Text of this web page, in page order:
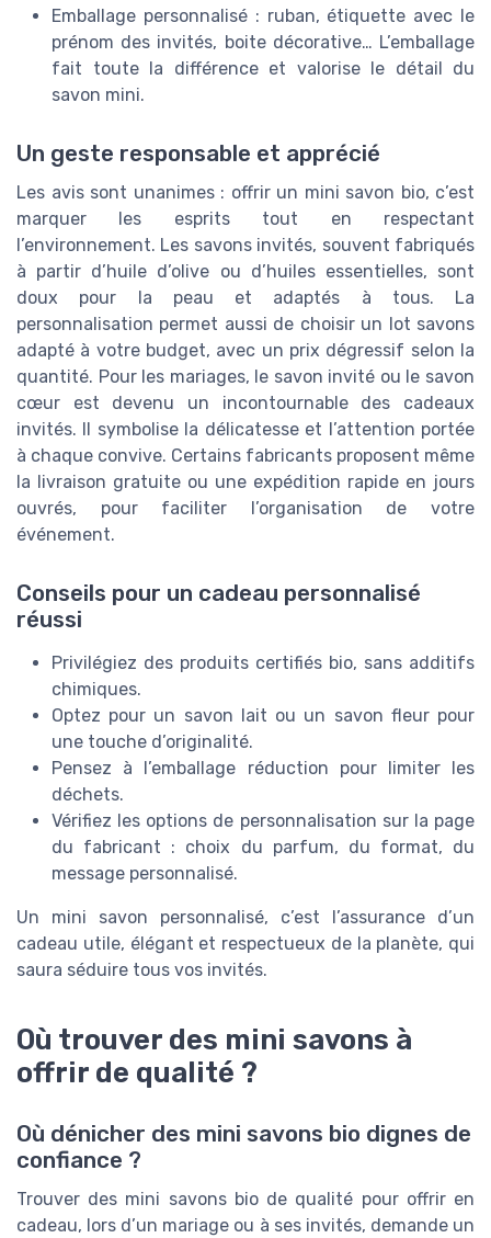
Emballage personnalisé : ruban, étiquette avec le
prénom des invités, boite décorative… L’emballage
fait toute la différence et valorise le détail du
savon mini.
Un geste responsable et apprécié
Les avis sont unanimes : offrir un mini savon bio, c’est
marquer les esprits tout en respectant
l’environnement. Les savons invités, souvent fabriqués
à partir d’huile d’olive ou d’huiles essentielles, sont
doux pour la peau et adaptés à tous. La
personnalisation permet aussi de choisir un lot savons
adapté à votre budget, avec un prix dégressif selon la
quantité. Pour les mariages, le savon invité ou le savon
cœur est devenu un incontournable des cadeaux
invités. Il symbolise la délicatesse et l’attention portée
à chaque convive. Certains fabricants proposent même
la livraison gratuite ou une expédition rapide en jours
ouvrés, pour faciliter l’organisation de votre
événement.
Conseils pour un cadeau personnalisé
réussi
Privilégiez des produits certifiés bio, sans additifs
chimiques.
Optez pour un savon lait ou un savon fleur pour
une touche d’originalité.
Pensez à l’emballage réduction pour limiter les
déchets.
Vérifiez les options de personnalisation sur la page
du fabricant : choix du parfum, du format, du
message personnalisé.
Un mini savon personnalisé, c’est l’assurance d’un
cadeau utile, élégant et respectueux de la planète, qui
saura séduire tous vos invités.
Où trouver des mini savons à
offrir de qualité ?
Où dénicher des mini savons bio dignes de
confiance ?
Trouver des mini savons bio de qualité pour offrir en
cadeau, lors d’un mariage ou à ses invités, demande un